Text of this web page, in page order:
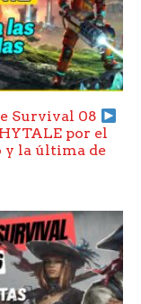
Survival 08
por el
y la última de